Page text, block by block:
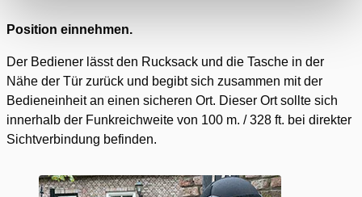
Position einnehmen.
Der Bediener lässt den Rucksack und die Tasche in der
Nähe der Tür zurück und begibt sich zusammen mit der
Bedieneinheit an einen sicheren Ort. Dieser Ort sollte sich
innerhalb der Funkreichweite von 100 m. / 328 ft. bei direkter
Sichtverbindung befinden.